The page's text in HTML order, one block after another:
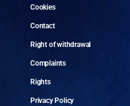
Cookies
Contact
Right of withdrawal
Complaints
Rights
Privacy Policy